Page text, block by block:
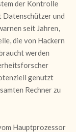
der Kontrolle
und
seit Jahren,
die von Hackern
werden
genutzt
Rechner zu
Hauptprozessor